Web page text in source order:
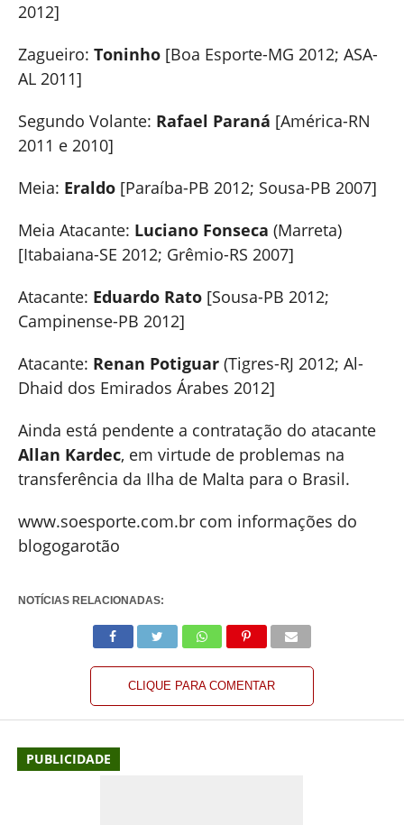
2012]
Zagueiro: Toninho[Boa Esporte-MG 2012; ASA-
AL 2011]
Segundo Volante: Rafael Paraná [América-RN
2011 e 2010]
Meia: Eraldo[Paraíba-PB 2012; Sousa-PB 2007]
Meia Atacante: Luciano Fonseca (Marreta)
[Itabaiana-SE 2012; Grêmio-RS 2007]
Atacante: Eduardo Rato[Sousa-PB 2012;
Campinense-PB 2012]
Atacante: Renan Potiguar(Tigres-RJ 2012; Al-
Dhaid dos Emirados Árabes 2012]
Ainda está pendente a contratação do atacante
Allan Kardec, em virtude de problemas na
transferência da Ilha de Malta para o Brasil.
www.soesporte.com.br com informações do
blogogarotão
NOTÍCIAS RELACIONADAS:
CLIQUE PARA COMENTAR
PUBLICIDADE